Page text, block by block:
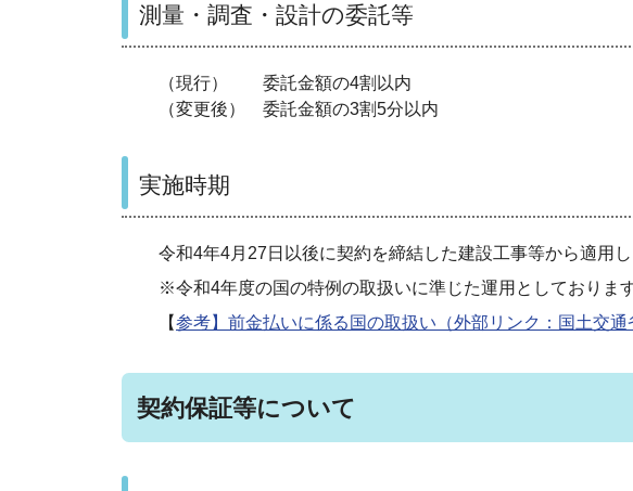
測量・調査・設計の委託等
（現行） 委託金額の4割以内
（変更後） 委託金額の3割5分以内
実施時期
令和4年4月27日以後に契約を締結した建設工事等から適用し
※令和4年度の国の特例の取扱いに準じた運用としております
【参考】前金払いに係る国の取扱い（外部リンク：国土交通
契約保証等について